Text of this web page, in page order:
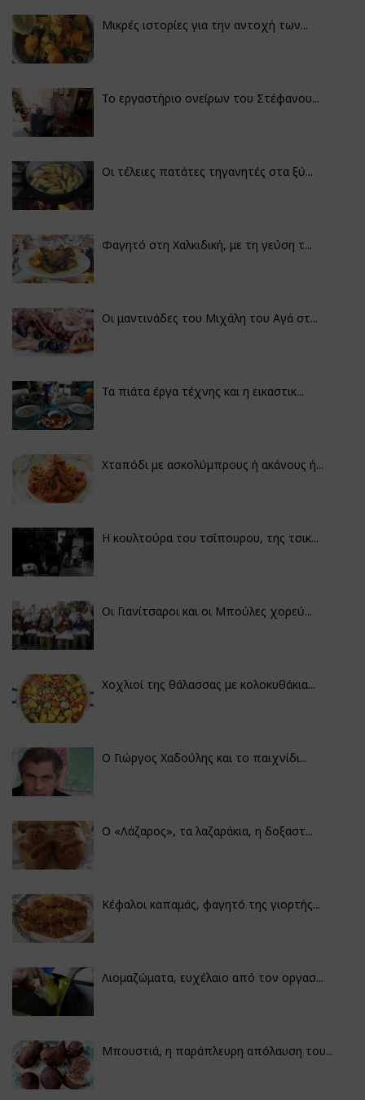
Μικρές ιστορίες για την αντοχή των...
Το εργαστήριο ονείρων του Στέφανου...
Οι τέλειες πατάτες τηγανητές στα ξύ...
Φαγητό στη Χαλκιδική, με τη γεύση τ...
Οι μαντινάδες του Μιχάλη του Αγά στ...
Τα πιάτα έργα τέχνης και η εικαστικ...
Χταπόδι με ασκολύμπρους ή ακάνους ή...
Η κουλτούρα του τσίπουρου, της τσικ...
Οι Γιανίτσαροι και οι Μπούλες χορεύ...
Χοχλιοί της θάλασσας με κολοκυθάκια...
Ο Γιώργος Χαδούλης και το παιχνίδι...
Ο «Λάζαρος», τα λαζαράκια, η δοξαστ...
Κέφαλοι καπαμάς, φαγητό της γιορτής...
Λιομαζώματα, ευχέλαιο από τον οργασ...
Μπουστιά, η παράπλευρη απόλαυση του...